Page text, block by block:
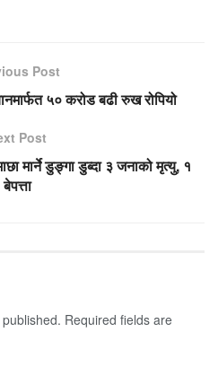
Post
५० करोड बढी रुख रोपियो
Post
मार्ने डुङ्गा डुब्दा ३ जनाको मृत्यु, १
बेपत्ता
Required fields are